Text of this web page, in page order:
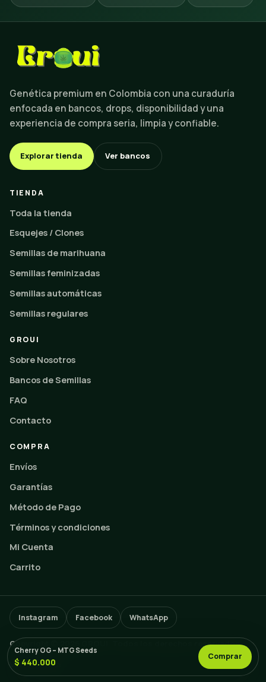
Cherry OG – MTG Seeds
$ 440.000 Comprar
Genética premium en Colombia con una curaduría
enfocada en bancos, drops, disponibilidad y una
experiencia de compra seria, limpia y confiable.
Explorar tienda Ver bancos
TIENDA
Toda la tienda
Esquejes / Clones
Semillas de marihuana
Semillas feminizadas
Semillas automáticas
Semillas regulares
GROUI
Sobre Nosotros
Bancos de Semillas
FAQ
Contacto
COMPRA
Envíos
Garantías
Método de Pago
Términos y condiciones
Mi Cuenta
Carrito
Instagram Facebook WhatsApp
Copyright © 2026 GROUI. Todos los derechos reservados.
Volver arriba